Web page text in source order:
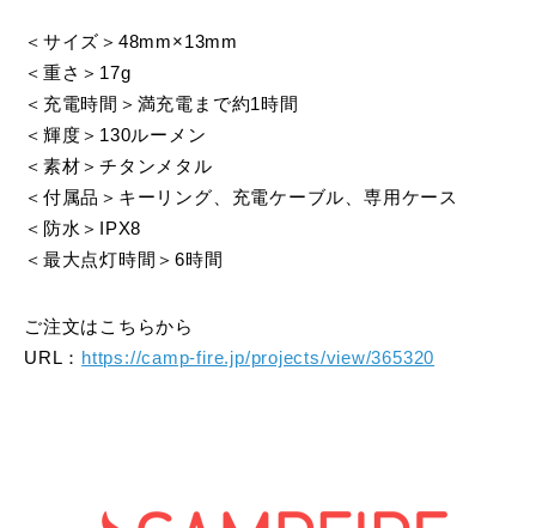
＜サイズ＞48mm×13mm
＜重さ＞17g
＜充電時間＞満充電まで約1時間
＜輝度＞130ルーメン
＜素材＞チタンメタル
＜付属品＞キーリング、充電ケーブル、専用ケース
＜防水＞IPX8
＜最大点灯時間＞6時間
ご注文はこちらから
URL： https://camp-fire.jp/projects/view/365320